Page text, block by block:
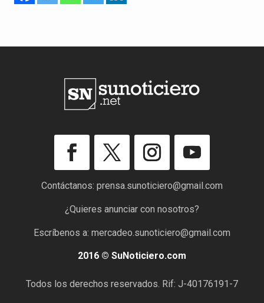
Contáctanos: prensa.sunoticiero@gmail.com
¿Quieres anunciar con nosotros?
Escríbenos a: mercadeo.sunoticiero@gmail.com
2016 © SuNoticiero.com
Todos los derechos reservados. Rif: J-40176191-7